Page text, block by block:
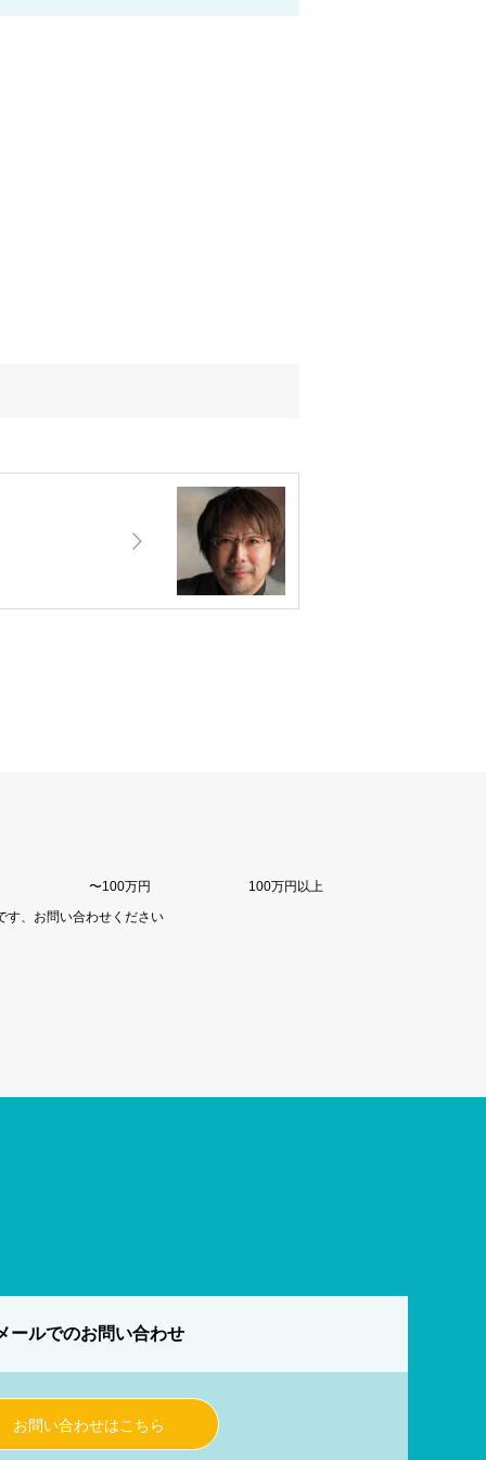
〜100万円
100万円以上
す、お問い合わせください
ールでのお問い合わせ
お問い合わせはこちら